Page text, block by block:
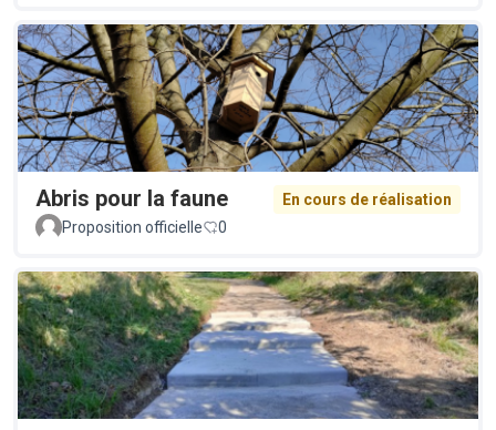
Abris pour la faune
En cours de réalisation
Proposition officielle
0